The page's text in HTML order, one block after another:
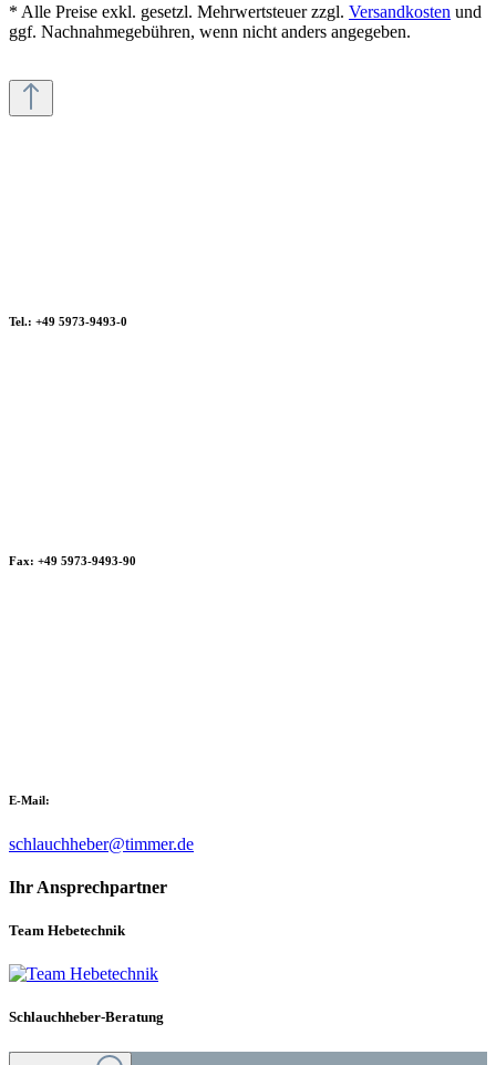
* Alle Preise exkl. gesetzl. Mehrwertsteuer zzgl. Versandkosten und
ggf. Nachnahmegebühren, wenn nicht anders angegeben.
Tel.: +49 5973-9493-0
Fax: +49 5973-9493-90
E-Mail:
schlauchheber@timmer.de
Ihr Ansprechpartner
Team Hebetechnik
Schlauchheber-Beratung